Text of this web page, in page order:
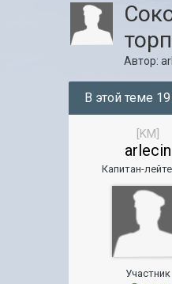
Автор:
В этой теме
[KM]
arlecin
Капитан-
Участник